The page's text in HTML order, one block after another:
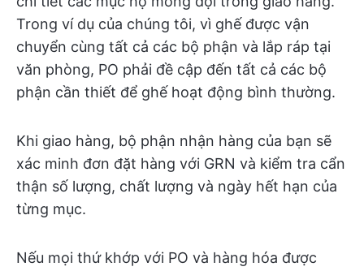
Trong ví dụ của chúng tôi, vì ghế được vận
chuyển cùng tất cả các bộ phận và lắp ráp tại
văn phòng, PO phải đề cập đến tất cả các bộ
phận cần thiết để ghế hoạt động bình thường.
Khi giao hàng, bộ phận nhận hàng của bạn sẽ
xác minh đơn đặt hàng với GRN và kiểm tra cẩn
thận số lượng, chất lượng và ngày hết hạn của
từng mục.
Nếu mọi thứ khớp với PO và hàng hóa được